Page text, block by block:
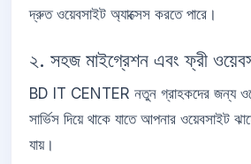
দ্রুত ওয়েবসাইট অ্যাক্সেস করতে পারে।
২. সহজ মাইগ্রেশন এবং ফ্রী
BD IT CENTER নতুন গ্রাহকদের জন্য
সার্ভিস দিয়ে থাকে যাতে আপনার ওয়েবসাইট
যায়।